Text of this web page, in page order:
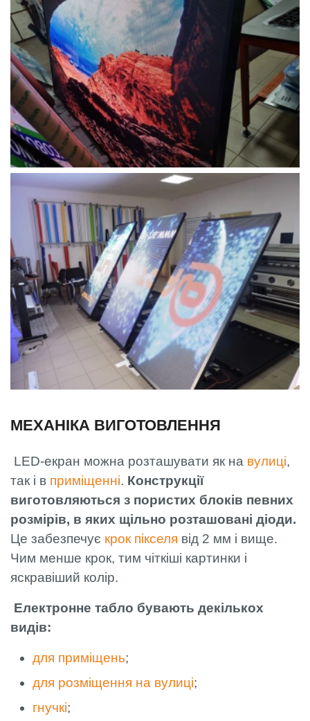
МЕХАНІКА ВИГОТОВЛЕННЯ
LED-екран можна розташувати як на вулиці,
так і в приміщенні. Конструкції
виготовляються з пористих блоків певних
розмірів, в яких щільно розташовані діоди.
Це забезпечує крок пікселя від 2 мм і вище.
Чим менше крок, тим чіткіші картинки і
яскравіший колір.
Електронне табло бувають декількох
видів:
для приміщень;
для розміщення на вулиці;
гнучкі;